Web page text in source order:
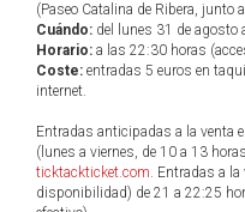
(Paseo Catalina de Ribera, junto
Cuándo: del lunes 31 de agosto
Horario: a las 22:30 horas
Coste: entradas 5 euros en
internet.
Entradas anticipadas a la venta
(lunes a viernes, de 10 a 13
ticktackticket.com. Entradas a la
disponibilidad) de 21 a 22:25